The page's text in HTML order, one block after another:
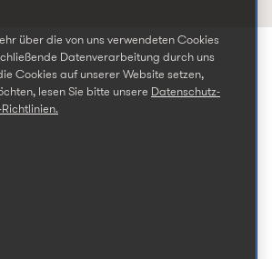
über die von uns verwendeten Cookies
Datenverarbeitung durch uns
Cookies auf unserer Website setzen,
lesen Sie bitte unsere Datenschutz-